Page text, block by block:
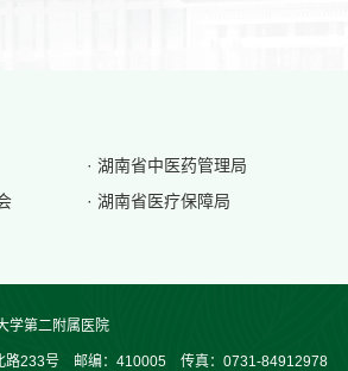
· 湖南省中医药管理局
· 湖南省医疗保障局
学第二附属医院
路233号 邮编：410005 传真：0731-84912978